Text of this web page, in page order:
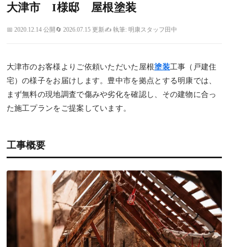
大津市 I様邸 屋根塗装
2020.12.14 公開 2026.07.15 更新 執筆: 明康スタッフ田中
大津市のお客様よりご依頼いただいた屋根塗装工事（戸建住
宅）の様子をお届けします。豊中市を拠点とする明康では、
まず無料の現地調査で傷みや劣化を確認し、その建物に合っ
た施工プランをご提案しています。
工事概要